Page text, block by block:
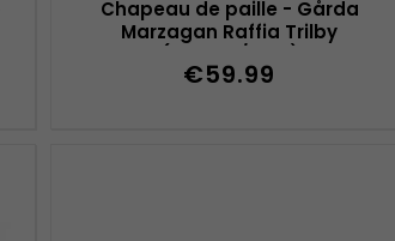
Chapeau de paille - Gårda
Marzagan Raffia Trilby
(naturel/bleu)
€59.99